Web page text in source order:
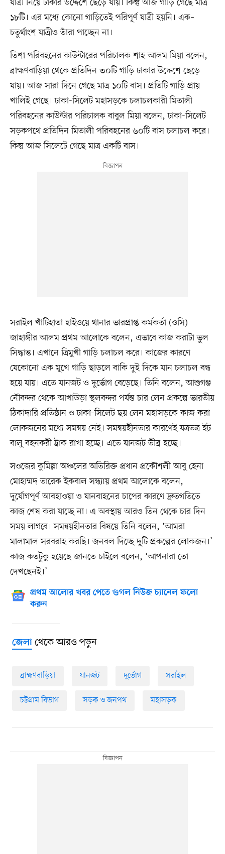
যাত্রী নিয়ে ঢাকার উদ্দেশে ছেড়ে যায়। কিন্তু আজ গাড়ি গেছে মাত্র
১৮টি। এর মধ্যে কোনো গাড়িতেই পরিপূর্ণ যাত্রী হয়নি। এক–
চতুর্থাংশ যাত্রীও তাঁরা পাচ্ছেন না।
তিশা পরিবহনের কাউন্টারের পরিচালক শাহ আলম মিয়া বলেন,
ব্রাহ্মণবাড়িয়া থেকে প্রতিদিন ৩০টি গাড়ি ঢাকার উদ্দেশে ছেড়ে
যায়। আজ সারা দিনে গেছে মাত্র ১০টি বাস। প্রতিটি গাড়ি প্রায়
খালিই গেছে। ঢাকা-সিলেট মহাসড়কে চলাচলকারী মিতালী
পরিবহনের কাউন্টার পরিচালক বাবুল মিয়া বলেন, ঢাকা-সিলেট
সড়কপথে প্রতিদিন মিতালী পরিবহনের ৬০টি বাস চলাচল করে।
কিন্তু আজ সিলেটে গেছে মাত্র একটি বাস।
সরাইল খাঁটিহাতা হাইওয়ে থানার ভারপ্রাপ্ত কর্মকর্তা (ওসি)
জাহাঙ্গীর আলম প্রথম আলোকে বলেন, এভাবে কাজ করাটা ভুল
সিদ্ধান্ত। এখানে ত্রিমুখী গাড়ি চলাচল করে। কাজের কারণে
যেকোনো এক মুখে গাড়ি ছাড়লে বাকি দুই দিকে যান চলাচল বন্ধ
হয়ে যায়। এতে যানজট ও দুর্ভোগ বেড়েছে। তিনি বলেন, আশুগঞ্জ
নৌবন্দর থেকে আখাউড়া স্থলবন্দর পর্যন্ত চার লেন প্রকল্পে ভারতীয়
ঠিকাদারি প্রতিষ্ঠান ও ঢাকা-সিলেট ছয় লেন মহাসড়কে কাজ করা
লোকজনের মধ্যে সমন্বয় নেই। সমন্বয়হীনতার কারণেই যত্রতত্র ইট-
বালু বহনকরী ট্রাক রাখা হচ্ছে। এতে যানজট তীব্র হচ্ছে।
সওজের কুমিল্লা অঞ্চলের অতিরিক্ত প্রধান প্রকৌশলী আবু হেনা
মোহাম্মদ তারেক ইকবাল সন্ধ্যায় প্রথম আলোকে বলেন,
দুর্যোগপূর্ণ আবহাওয়া ও যানবাহনের চাপের কারণে দ্রুতগতিতে
কাজ শেষ করা যাচ্ছে না। এ অবস্থায় আরও তিন থেকে চার দিন
সময় লাগবে। সমন্বয়হীনতার বিষয়ে তিনি বলেন, ‘আমরা
মালামাল সরবরাহ করছি। জনবল দিচ্ছে দুটি প্রকল্পের লোকজন।’
কাজ কতটুকু হয়েছে জানতে চাইলে বলেন, ‘আপনারা তো
দেখছেনই।’
প্রথম আলোর খবর পেতে গুগল নিউজ চ্যানেল ফলো
করুন
জেলাথেকে আরও পড়ুন
ব্রাহ্মণবাড়িয়া যানজট দুর্ভোগ সরাইল
চট্টগ্রাম বিভাগ সড়ক ও জনপথ মহাসড়ক